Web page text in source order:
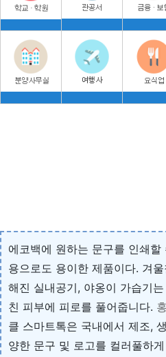
에코백에 원하는 문구를 인쇄
용으로도 용이한 제품이다. 겨
해진 실내공기, 야옹이 가습기
친 피부에 피로를 풀어줍니다.
클 스마트톡은 국내에서 제조,
양한 문구 및 로고를 컬러풀하